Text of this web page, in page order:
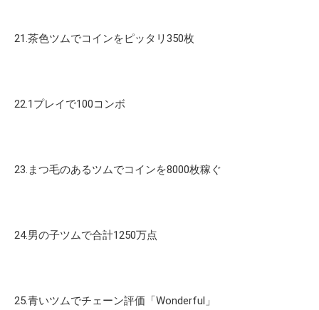
21.茶色ツムでコインをピッタリ350枚
22.1プレイで100コンボ
23.まつ毛のあるツムでコインを8000枚稼ぐ
24.男の子ツムで合計1250万点
25.青いツムでチェーン評価「Wonderful」